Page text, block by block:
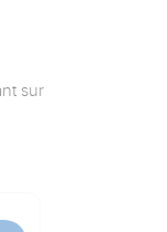
sur